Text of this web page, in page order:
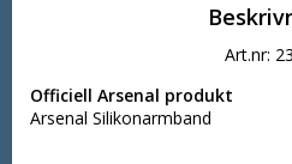
Art.nr:
Officiell Arsenal produkt
Arsenal Silikonarmband